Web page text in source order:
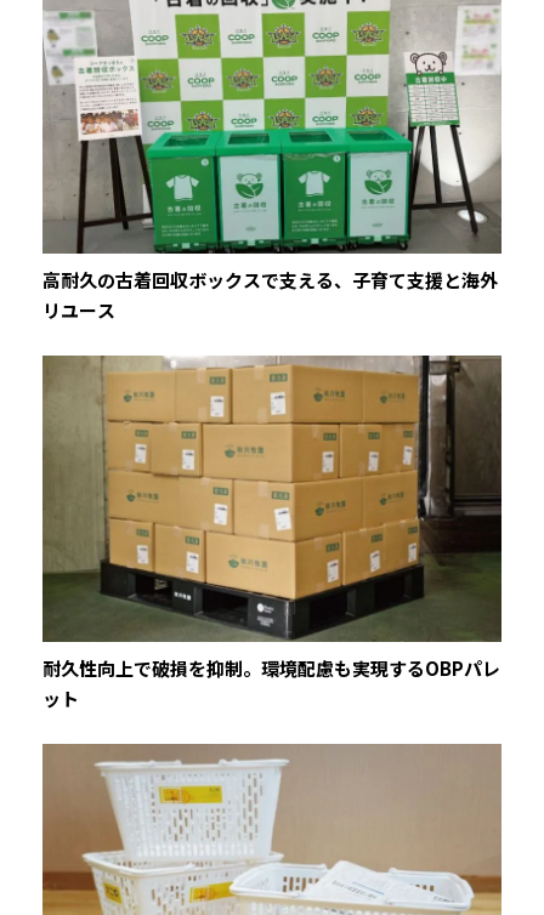
高耐久の古着回収ボックスで支える、子育て支援と海外
リユース
耐久性向上で破損を抑制。環境配慮も実現するOBPパレ
ット